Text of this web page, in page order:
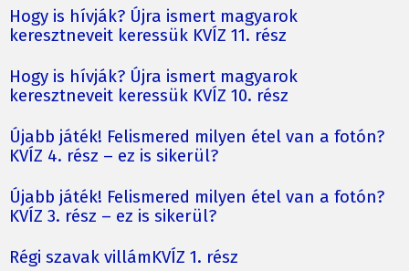
Hogy is hívják? Újra ismert magyarok
keresztneveit keressük KVÍZ 11. rész
Hogy is hívják? Újra ismert magyarok
keresztneveit keressük KVÍZ 10. rész
Újabb játék! Felismered milyen étel van a fotón?
KVÍZ 4. rész – ez is sikerül?
Újabb játék! Felismered milyen étel van a fotón?
KVÍZ 3. rész – ez is sikerül?
Régi szavak villámKVÍZ 1. rész